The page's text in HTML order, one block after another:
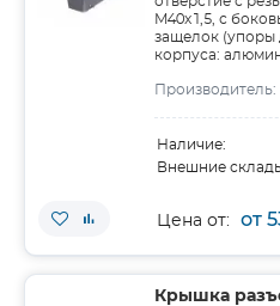
M40x1,5, с
защелок (упоры
корпуса:
Производитель:
Наличие:
Внешние
Цена от: от
Крышка